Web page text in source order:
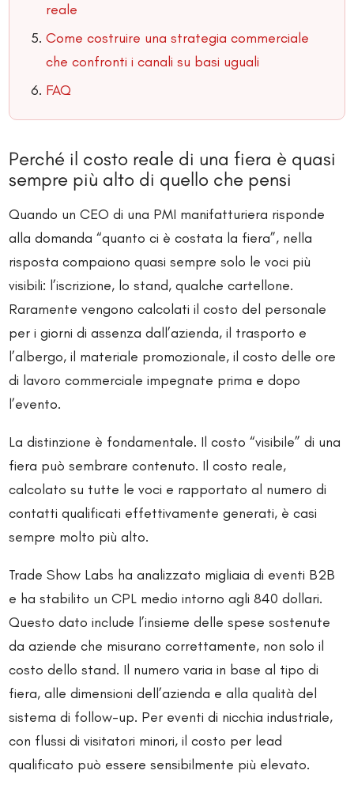
reale
Come costruire una strategia commerciale
che confronti i canali su basi uguali
FAQ
Perché il costo reale di una fiera è quasi
sempre più alto di quello che pensi
Quando un CEO di una PMI manifatturiera risponde
alla domanda “quanto ci è costata la fiera”, nella
risposta compaiono quasi sempre solo le voci più
visibili: l’iscrizione, lo stand, qualche cartellone.
Raramente vengono calcolati il costo del personale
per i giorni di assenza dall’azienda, il trasporto e
l’albergo, il materiale promozionale, il costo delle ore
di lavoro commerciale impegnate prima e dopo
l’evento.
La distinzione è fondamentale. Il costo “visibile” di una
fiera può sembrare contenuto. Il costo reale,
calcolato su tutte le voci e rapportato al numero di
contatti qualificati effettivamente generati, è casi
sempre molto più alto.
Trade Show Labs ha analizzato migliaia di eventi B2B
e ha stabilito un CPL medio intorno agli 840 dollari.
Questo dato include l’insieme delle spese sostenute
da aziende che misurano correttamente, non solo il
costo dello stand. Il numero varia in base al tipo di
fiera, alle dimensioni dell’azienda e alla qualità del
sistema di follow-up. Per eventi di nicchia industriale,
con flussi di visitatori minori, il costo per lead
qualificato può essere sensibilmente più elevato.